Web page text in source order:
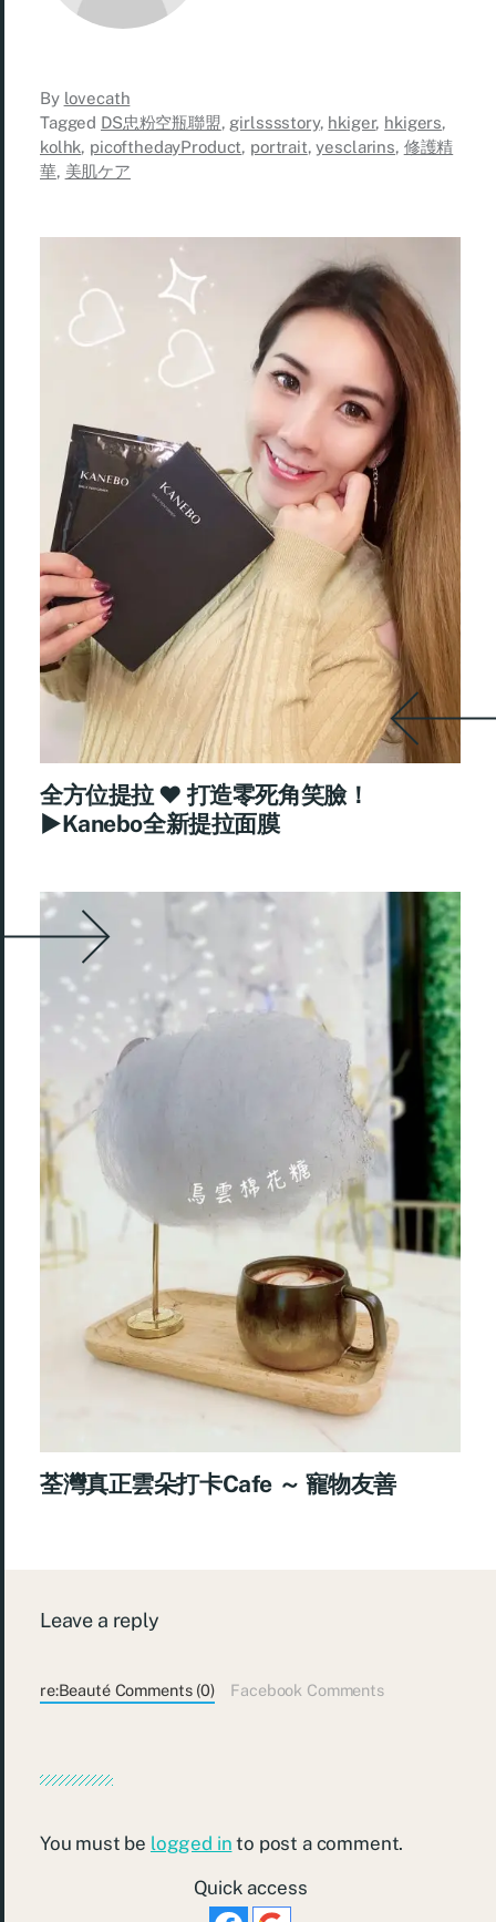
By lovecath
Tagged DS忠粉空瓶聯盟, girlsssstory, hkiger, hkigers,
kolhk, picofthedayProduct, portrait,yesclarins, 修護精
華, 美肌ケア
全方位提拉 ♥ 打造零死角笑臉！
►Kanebo全新提拉面膜
荃灣真正雲朵打卡Cafe ～ 寵物友善
Leave a reply
re:Beauté Comments (0) Facebook Comments
You must be logged in to post a comment.
Quick access